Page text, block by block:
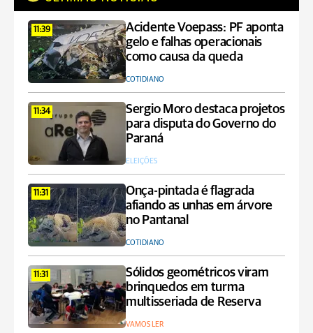
11:39
Acidente Voepass: PF aponta
gelo e falhas operacionais
como causa da queda
COTIDIANO
11:34
Sergio Moro destaca projetos
para disputa do Governo do
Paraná
ELEIÇÕES
11:31
Onça-pintada é flagrada
afiando as unhas em árvore
no Pantanal
COTIDIANO
11:31
Sólidos geométricos viram
brinquedos em turma
multisseriada de Reserva
VAMOS LER